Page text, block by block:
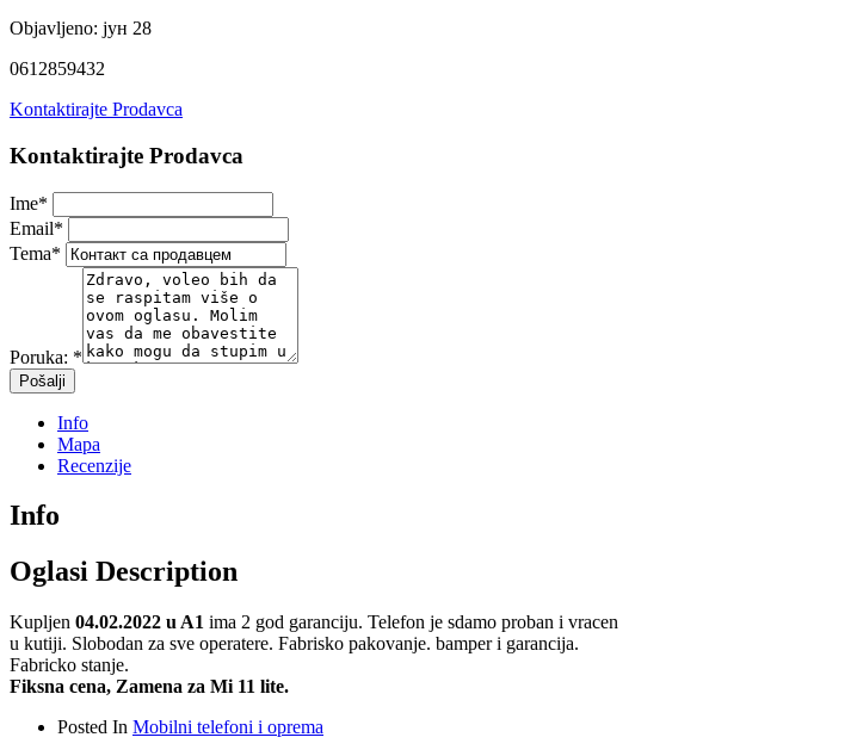
Objavljeno: јун 28
0612859432
Kontaktirajte Prodavca
Kontaktirajte Prodavca
Ime*
Email*
Tema*
Poruka: *
Info
Mapa
Recenzije
Info
Oglasi Description
Kupljen 04.02.2022 u A1 ima 2 god garanciju. Telefon je sdamo proban i vracen
u kutiji. Slobodan za sve operatere. Fabrisko pakovanje. bamper i garancija.
Fabricko stanje.
Fiksna cena, Zamena za Mi 11 lite.
Posted In Mobilni telefoni i oprema